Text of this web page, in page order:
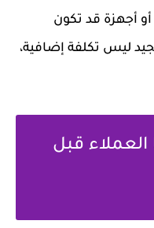
أو أجهزة قد تكون
ليس تكلفة إضافية،
قبل